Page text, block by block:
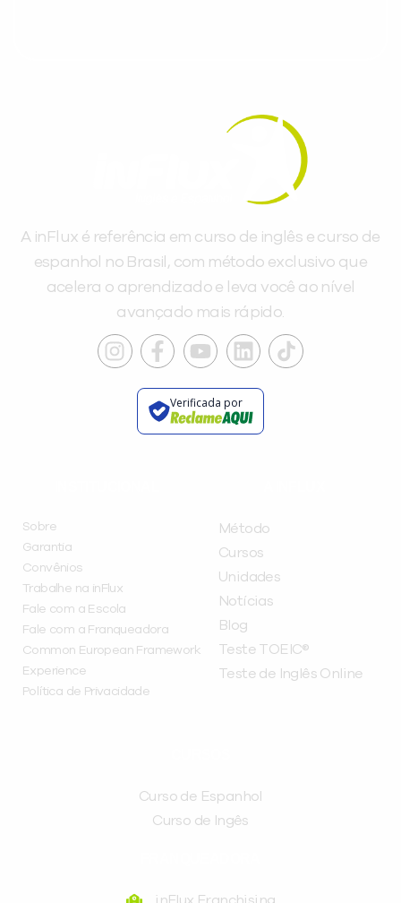
A inFlux é referência em curso de inglês e curso de
espanhol no Brasil, com método exclusivo que
acelera o aprendizado e leva você ao nível
avançado mais rápido.
Verificada por
Sobre
Garantia
Convênios
Trabalhe na inFlux
Fale com a Escola
Fale com a Franqueadora
Common European Framework
Experience
Política de Privacidade
Método
Cursos
Unidades
Notícias
Blog
Teste TOEIC®
Teste de Inglês Online
Curso de Espanhol
Curso de Ingês
inFlux Franchising